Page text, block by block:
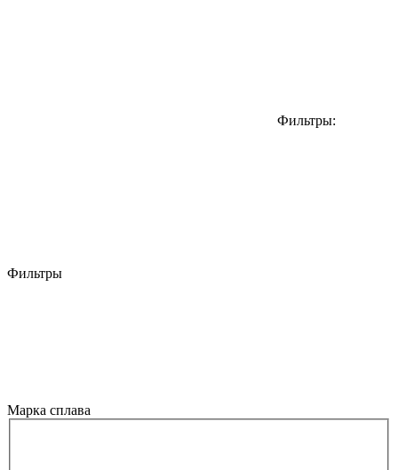
Фильтры:
Фильтры
Марка сплава